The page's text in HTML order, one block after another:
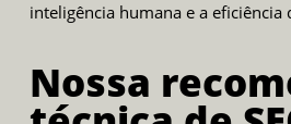
inteligência humana e a eficiência
Nossa